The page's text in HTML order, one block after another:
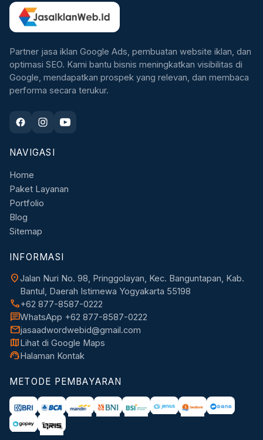
Partner jasa iklan Google Ads, pembuatan website iklan, dan
optimasi SEO. Kami bantu bisnis meningkatkan visibilitas di
Google, mendapatkan prospek yang relevan, dan membaca
performa secara terukur.
NAVIGASI
Home
Paket Layanan
Portfolio
Blog
Sitemap
INFORMASI
location_onJalan Nuri No. 98, Pringgolayan, Kec. Banguntapan, Kab.
Bantul, Daerah Istimewa Yogyakarta 55198
call+62 877-8587-0222
chatWhatsApp +62 877-8587-0222
mailjasaadwordwebid@gmail.com
mapLihat di Google Maps
support_agentHalaman Kontak
METODE PEMBAYARAN